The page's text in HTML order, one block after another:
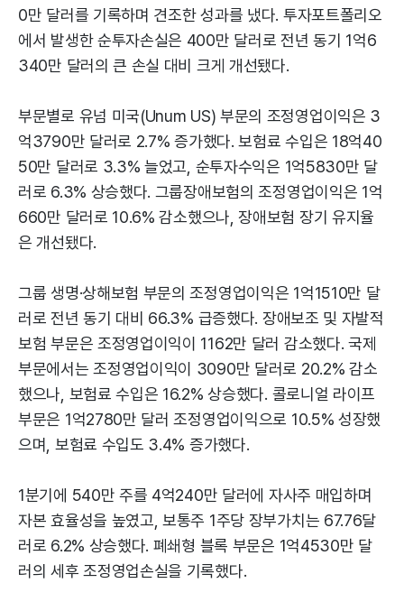
0만 달러를 기록하며 견조한 성과를 냈다. 투자포트폴리오
에서 발생한 순투자손실은 400만 달러로 전년 동기 1억6
340만 달러의 큰 손실 대비 크게 개선됐다.
부문별로 유넘 미국(Unum US) 부문의 조정영업이익은 3
억3790만 달러로 2.7% 증가했다. 보험료 수입은 18억40
50만 달러로 3.3% 늘었고, 순투자수익은 1억5830만 달
러로 6.3% 상승했다. 그룹장애보험의 조정영업이익은 1억
660만 달러로 10.6% 감소했으나, 장애보험 장기 유지율
은 개선됐다.
그룹 생명·상해보험 부문의 조정영업이익은 1억1510만 달
러로 전년 동기 대비 66.3% 급증했다. 장애보조 및 자발적
보험 부문은 조정영업이익이 1162만 달러 감소했다. 국제
부문에서는 조정영업이익이 3090만 달러로 20.2% 감소
했으나, 보험료 수입은 16.2% 상승했다. 콜로니얼 라이프
부문은 1억2780만 달러 조정영업이익으로 10.5% 성장했
으며, 보험료 수입도 3.4% 증가했다.
1분기에 540만 주를 4억240만 달러에 자사주 매입하며
자본 효율성을 높였고, 보통주 1주당 장부가치는 67.76달
러로 6.2% 상승했다. 폐쇄형 블록 부문은 1억4530만 달
러의 세후 조정영업손실을 기록했다.